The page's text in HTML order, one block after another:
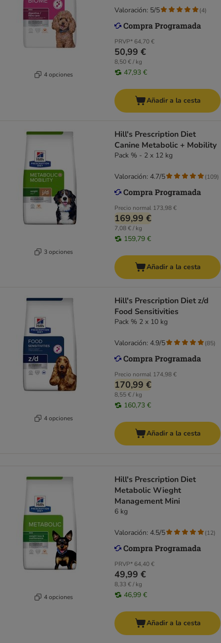
4 opciones
PRVP* 64,70 €
50,99 €
8,50 € / kg
47,93 €
Valoración: 5/5 (4)
Añadir a la cesta
3 opciones
Hill's Prescription Diet
Canine Metabolic + Mobility
Pack % - 2 x 12 kg
Precio normal 173,98 €
169,99 €
7,08 € / kg
159,79 €
Valoración: 4.7/5 (109)
Añadir a la cesta
4 opciones
Hill's Prescription Diet z/d
Food Sensitivities
Pack % 2 x 10 kg
Precio normal 174,98 €
170,99 €
8,55 € / kg
160,73 €
Valoración: 4.9/5 (85)
Añadir a la cesta
4 opciones
Hill's Prescription Diet
Metabolic Wieght
Management Mini
6 kg
PRVP* 64,40 €
49,99 €
8,33 € / kg
46,99 €
Valoración: 4.5/5 (12)
Añadir a la cesta